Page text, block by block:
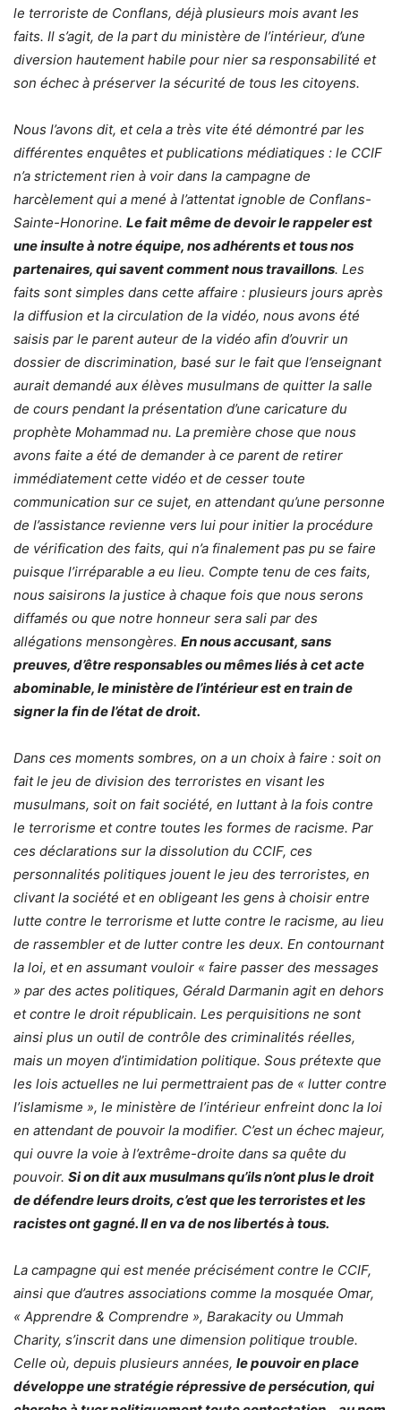
le terroriste de Conflans, déjà plusieurs mois avant les
faits. Il s’agit, de la part du ministère de l’intérieur, d’une
diversion hautement habile pour nier sa responsabilité et
son échec à préserver la sécurité de tous les citoyens.
Nous l’avons dit, et cela a très vite été démontré par les
différentes enquêtes et publications médiatiques : le CCIF
n’a strictement rien à voir dans la campagne de
harcèlement qui a mené à l’attentat ignoble de Conflans-
Sainte-Honorine. Le fait même de devoir le rappeler est
une insulte à notre équipe, nos adhérents et tous nos
partenaires, qui savent comment nous travaillons. Les
faits sont simples dans cette affaire : plusieurs jours après
la diffusion et la circulation de la vidéo, nous avons été
saisis par le parent auteur de la vidéo afin d’ouvrir un
dossier de discrimination, basé sur le fait que l’enseignant
aurait demandé aux élèves musulmans de quitter la salle
de cours pendant la présentation d’une caricature du
prophète Mohammad nu. La première chose que nous
avons faite a été de demander à ce parent de retirer
immédiatement cette vidéo et de cesser toute
communication sur ce sujet, en attendant qu’une personne
de l’assistance revienne vers lui pour initier la procédure
de vérification des faits, qui n’a finalement pas pu se faire
puisque l’irréparable a eu lieu. Compte tenu de ces faits,
nous saisirons la justice à chaque fois que nous serons
diffamés ou que notre honneur sera sali par des
allégations mensongères. En nous accusant, sans
preuves, d’être responsables ou mêmes liés à cet acte
abominable, le ministère de l’intérieur est en train de
signer la fin de l’état de droit.
Dans ces moments sombres, on a un choix à faire : soit on
fait le jeu de division des terroristes en visant les
musulmans, soit on fait société, en luttant à la fois contre
le terrorisme et contre toutes les formes de racisme. Par
ces déclarations sur la dissolution du CCIF, ces
personnalités politiques jouent le jeu des terroristes, en
clivant la société et en obligeant les gens à choisir entre
lutte contre le terrorisme et lutte contre le racisme, au lieu
de rassembler et de lutter contre les deux. En contournant
la loi, et en assumant vouloir « faire passer des messages
» par des actes politiques, Gérald Darmanin agit en dehors
et contre le droit républicain. Les perquisitions ne sont
ainsi plus un outil de contrôle des criminalités réelles,
mais un moyen d’intimidation politique. Sous prétexte que
les lois actuelles ne lui permettraient pas de « lutter contre
l’islamisme », le ministère de l’intérieur enfreint donc la loi
en attendant de pouvoir la modifier. C’est un échec majeur,
qui ouvre la voie à l’extrême-droite dans sa quête du
pouvoir. Si on dit aux musulmans qu’ils n’ont plus le droit
de défendre leurs droits, c’est que les terroristes et les
racistes ont gagné. Il en va de nos libertés à tous.
La campagne qui est menée précisément contre le CCIF,
ainsi que d’autres associations comme la mosquée Omar,
« Apprendre & Comprendre », Barakacity ou Ummah
Charity, s’inscrit dans une dimension politique trouble.
Celle où, depuis plusieurs années, le pouvoir en place
développe une stratégie répressive de persécution, qui